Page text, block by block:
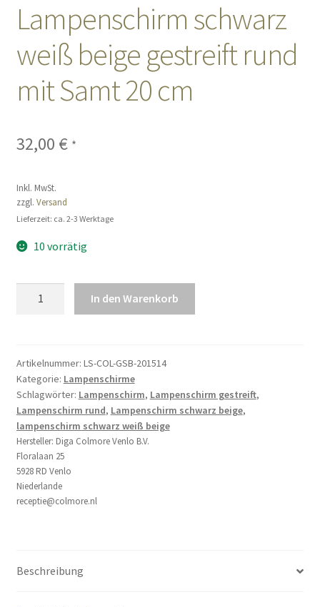
Vertrag widerrufen
Lampenschirm schwarz
weiß beige gestreift rund
mit Samt 20 cm
32,00 € *
Inkl. MwSt.
zzgl. Versand
Lieferzeit: ca. 2-3 Werktage
10 vorrätig
gestreift
rund
mit
Samt
20
cm
Menge
In den Warenkorb
Artikelnummer: LS-COL-GSB-201514
Kategorie: Lampenschirme
Schlagwörter: Lampenschirm, Lampenschirm gestreift,
Lampenschirm rund, Lampenschirm schwarz beige,
lampenschirm schwarz weiß beige
Hersteller: Diga Colmore Venlo B.V.
Floralaan 25
5928 RD Venlo
Niederlande
receptie@colmore.nl
Beschreibung